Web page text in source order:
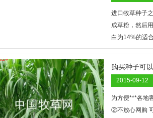
进口牧草种子
成草粉，然后
白为14%的适
猪的主饲料。
购买种子可
2015-09-12
为方便***各地
②不放心网购